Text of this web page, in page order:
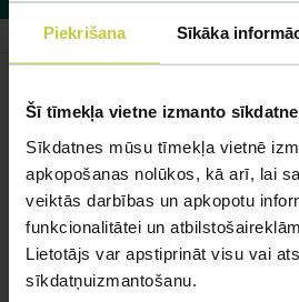
Piekrišana Sīkāka
Šī tīmekļa vietne izmanto
Sīkdatnes mūsu tīmekļa vietnē
apkopošanas nolūkos, kā arī, lai
veiktās darbības un apkopotu
funkcionalitātei un
Lietotājs var apstiprināt visu vai
sīkdatņuizmantošanu.
Līdzīgi jautājumi
Mūsu eksperti spēs atbildēt uz
UZDOT JAUTĀJUMU